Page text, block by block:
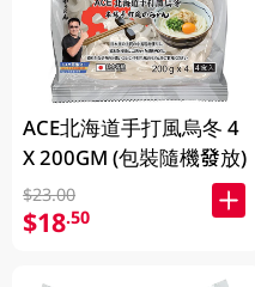
ACE北海道手打風烏冬 4
X 200GM (包裝隨機發放)
$23.00
$18.50